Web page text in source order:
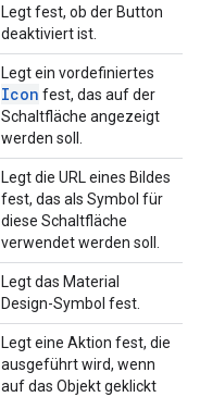
Legt fest, ob der Button
deaktiviert ist.
Legt ein vordefiniertes
Icon fest, das auf der
Schaltfläche angezeigt
werden soll.
Legt die URL eines Bildes
fest, das als Symbol für
diese Schaltfläche
verwendet werden soll.
Legt das Material
Design-Symbol fest.
Legt eine Aktion fest, die
ausgeführt wird, wenn
auf das Objekt geklickt